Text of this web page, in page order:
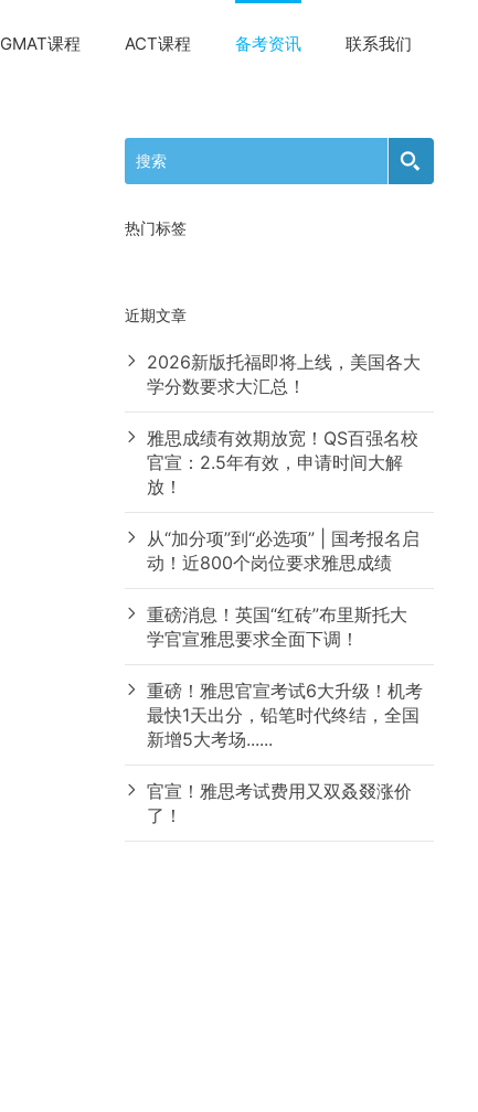
GMAT课程 ACT课程 备考资讯 联系我们
热门标签
近期文章
2026新版托福即将上线，美国各大
学分数要求大汇总！
雅思成绩有效期放宽！QS百强名校
官宣：2.5年有效，申请时间大解
放！
从“加分项”到“必选项” | 国考报名启
动！近800个岗位要求雅思成绩
重磅消息！英国“红砖”布里斯托大
学官宣雅思要求全面下调！
重磅！雅思官宣考试6大升级！机考
最快1天出分，铅笔时代终结，全国
新增5大考场......
官宣！雅思考试费用又双叒叕涨价
了！